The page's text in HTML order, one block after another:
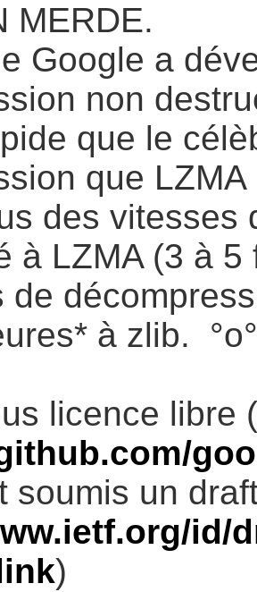
MERDE.
Google a
non
que le
que
des vitesses
à LZMA (3 à
de
à zlib. °o°
licence libre
soumis un
id/
)